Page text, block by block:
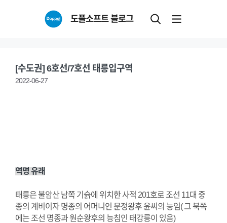
도플소프트 블로그
[수도권] 6호선/7호선 태릉입구역
2022-06-27
역명 유래
태릉은 불암산 남쪽 기슭에 위치한 사적 201호로 조선 11대 중
종의 계비이자 명종의 어머니인 문정왕후 윤씨의 능임( 그 북쪽
에는 조선 명종과 원순왕후의 능침인 태강릉이 있음)